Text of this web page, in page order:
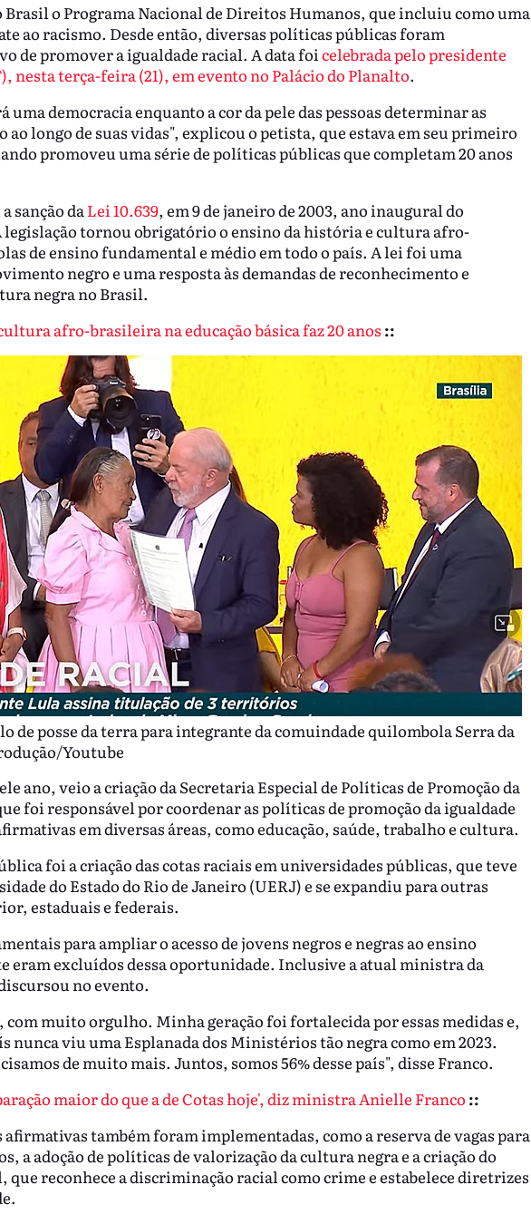
o Programa Nacional de Direitos Humanos, que incluiu como uma
ao racismo. Desde então, diversas políticas públicas foram
de promover a igualdade racial. A data foicelebrada pelo presidente
nesta terça-feira (21), em evento no Palácio do Planalto.
uma democracia enquanto a cor da pele das pessoas determinar as
longo de suas vidas", explicou o petista, que estava em seu primeiro
promoveu uma série de políticas públicas que completam 20 anos
sanção da Lei 10.639, em 9 de janeiro de 2003, ano inaugural do
tornou obrigatório o ensino da história e cultura afro-
de ensino fundamental e médio em todo o país. A lei foi uma
negro e uma resposta às demandas de reconhecimento e
negra no Brasil.
afro-brasileira na educação básica faz 20 anos ::
de posse da terra para integrante da comuindade quilombola Serra da
Youtube
ano, veio a criação da Secretaria Especial de Políticas de Promoção da
foi responsável por coordenar as políticas de promoção da igualdade
em diversas áreas, como educação, saúde, trabalho e cultura.
foi a criação das cotas raciais em universidades públicas, que teve
do Estado do Rio de Janeiro (UERJ) e se expandiu para outras
estaduais e federais.
para ampliar o acesso de jovens negros e negras ao ensino
eram excluídos dessa oportunidade. Inclusive a atual ministra da
no evento.
muito orgulho. Minha geração foi fortalecida por essas medidas e,
nunca viu uma Esplanada dos Ministérios tão negra como em 2023.
de muito mais. Juntos, somos 56% desse país", disse Franco.
maior do que a de Cotas hoje', diz ministra Anielle Franco ::
afirmativas também foram implementadas, como a reserva de vagas para
a adoção de políticas de valorização da cultura negra e a criação do
que reconhece a discriminação racial como crime e estabelece diretrizes